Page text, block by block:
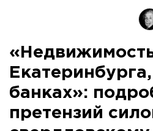
банках»:
претензий